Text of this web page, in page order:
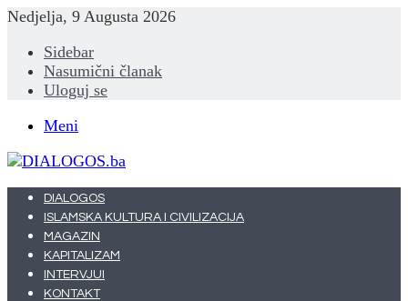
Nedjelja, 9 Augusta 2026
Sidebar
Nasumični članak
Uloguj se
Meni
DIALOGOS
ISLAMSKA KULTURA I CIVILIZACIJA
MAGAZIN
KAPITALIZAM
INTERVJUI
KONTAKT